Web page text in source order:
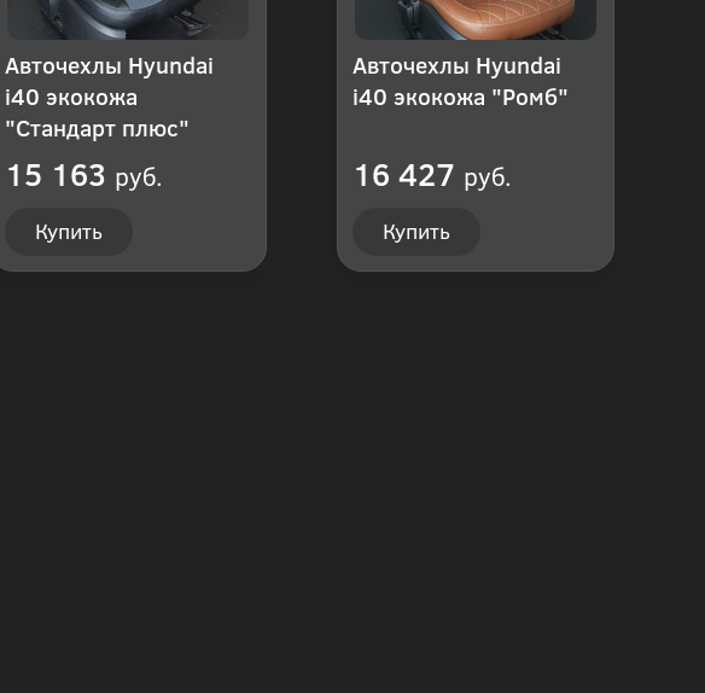
Авточехлы Hyundai
i40 экокожа
"Стандарт плюс"
15 163 руб.
Купить
Авточехлы Hyundai
i40 экокожа "Ромб"
16 427 руб.
Купить